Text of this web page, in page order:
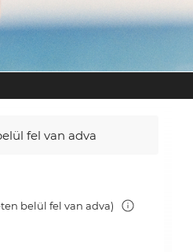
fel van adva
belül fel van adva)